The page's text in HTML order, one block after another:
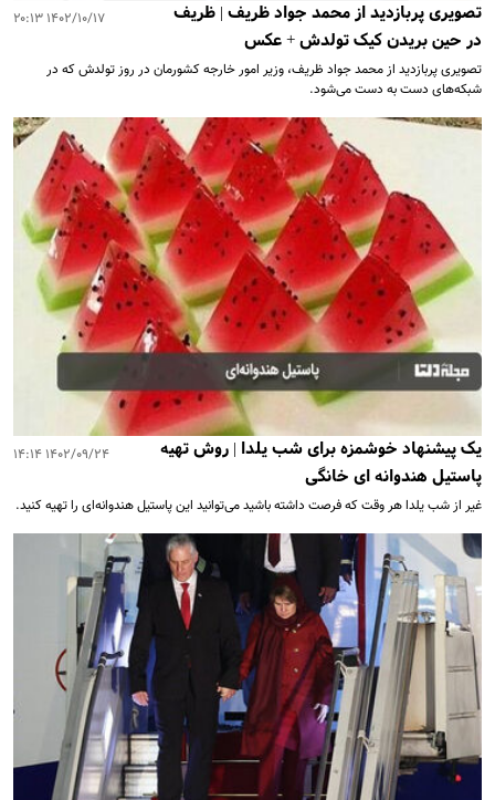
۱۴۰۲/۱۰/۱۷ ۲۰:۱۳
تصویری پربازدید از محمد جواد ظریف | ظریف
در حین بریدن کیک تولدش + عکس
تصویری پربازدید از محمد جواد ظریف، وزیر امور خارجه کشورمان در روز تولدش که در
شبکه‌های دست به دست می‌شود.
۱۴۰۲/۰۹/۲۴ ۱۴:۱۴
یک پیشنهاد خوشمزه برای شب یلدا | روش تهیه
پاستیل هندوانه ای خانگی
غیر از شب یلدا هر وقت که فرصت داشته باشید می‌توانید این پاستیل هندوانه‌ای را تهیه کنید.